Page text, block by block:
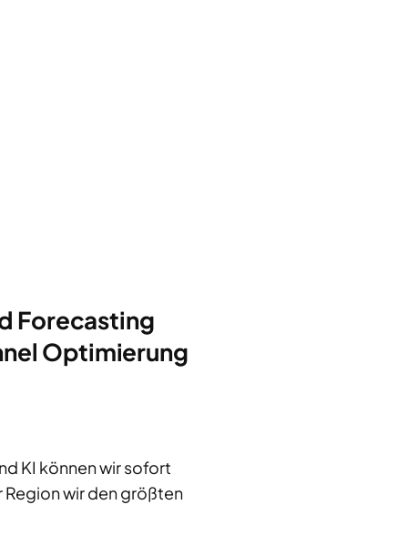
Forecasting
Optimierung
KI können wir sofort
wir den größten